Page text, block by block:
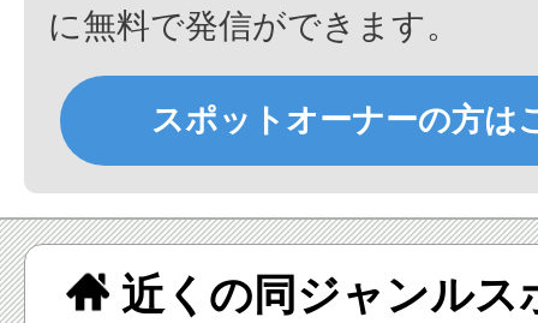
に無料で発信ができます。
スポットオーナーの方は
近くの同ジャンルス